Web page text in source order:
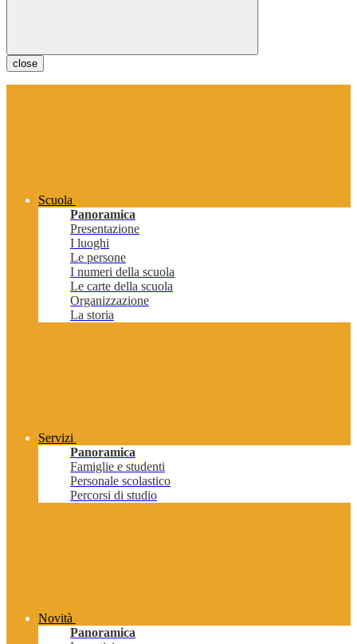
close
Scuola
Panoramica
Presentazione
I luoghi
Le persone
I numeri della scuola
Le carte della scuola
Organizzazione
La storia
Servizi
Panoramica
Famiglie e studenti
Personale scolastico
Percorsi di studio
Novità
Panoramica